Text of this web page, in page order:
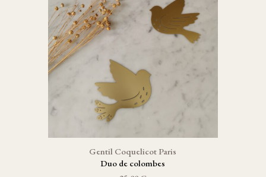
Gentil Coquelicot Paris
Duo de colombes